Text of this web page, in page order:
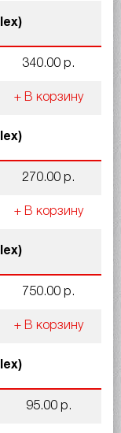
340.00 р.
+ В корзину
270.00 р.
+ В корзину
750.00 р.
+ В корзину
95.00 р.